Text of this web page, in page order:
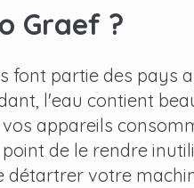
Graef ?
font partie des pays
l'eau contient
appareils
de le rendre
votre